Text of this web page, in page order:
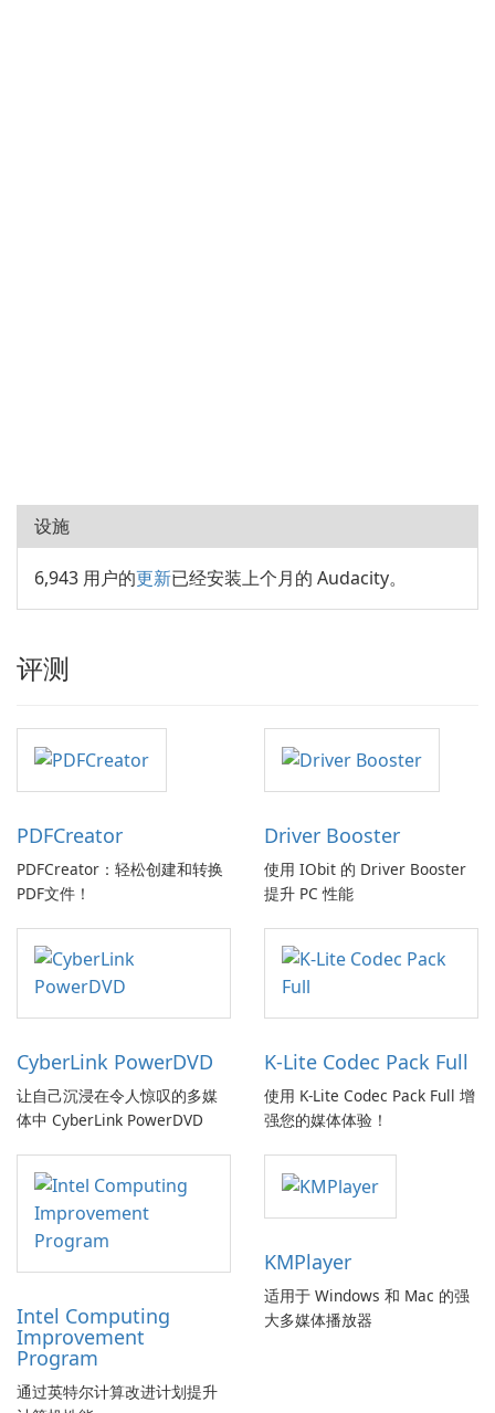
设施
6,943 用户的更新已经安装上个月的 Audacity。
评测
PDFCreator
PDFCreator：轻松创建和转换
PDF文件！
Driver Booster
使用 IObit 的 Driver Booster
提升 PC 性能
CyberLink PowerDVD
让自己沉浸在令人惊叹的多媒
体中 CyberLink PowerDVD
K-Lite Codec Pack Full
使用 K-Lite Codec Pack Full 增
强您的媒体体验！
Intel Computing
Improvement
Program
通过英特尔计算改进计划提升
KMPlayer
适用于 Windows 和 Mac 的强
大多媒体播放器